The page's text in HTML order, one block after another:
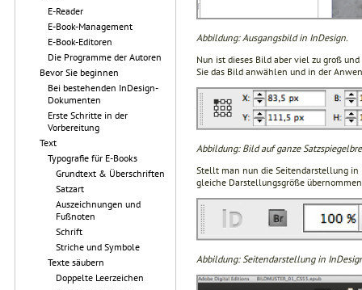
E-Reader
E-Book-Management
E-Book-Editoren
Die Programme der Autoren
Bevor Sie beginnen
Bei bestehenden InDesign-
Dokumenten
Erste Schritte in der
Vorbereitung
Text
Typografie für E-Books
Grundtext & Überschriften
Satzart
Auszeichnungen und
Fußnoten
Schrift
Striche und Symbole
Texte säubern
Doppelte Leerzeichen
Abbildung: Ausgangsbild in InDesign.
Nun ist dieses Bild aber viel zu groß
Sie das Bild anwählen und in der
Abbildung: Bild auf ganze
Stellt man nun die Seitendarstellung in
gleiche Darstellungsgröße
Abbildung: Seitendarstellung in